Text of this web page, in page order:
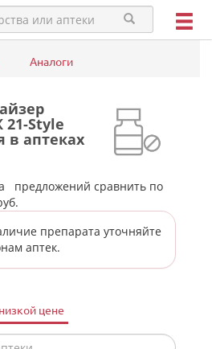
Аналоги
Style
в аптеках
предложений сравнить по
препарата уточняйте
аптек.
цене